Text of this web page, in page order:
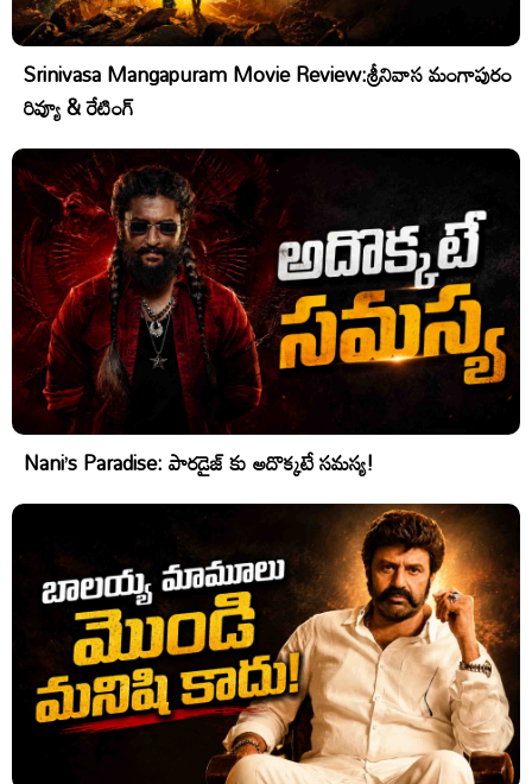
Srinivasa Mangapuram Movie Review:శ్రీనివాస మంగాపురం
రివ్యూ & రేటింగ్
Nani’s Paradise: పారడైజ్ కు అదొక్కటే సమస్య!